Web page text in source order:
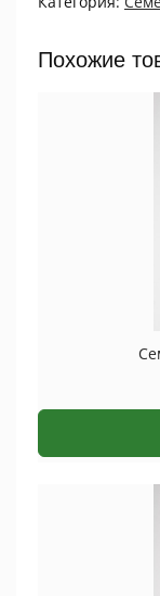
Похожие